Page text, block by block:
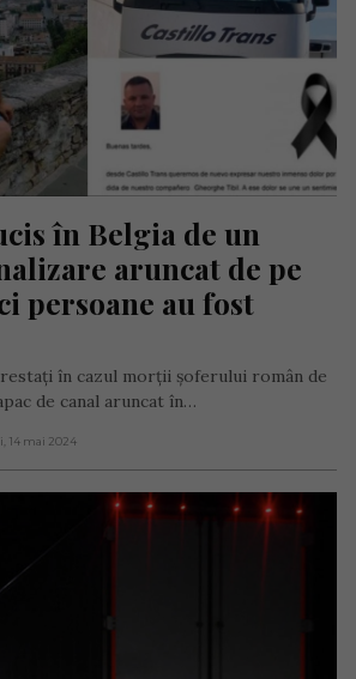
în Belgia de un
aruncat de pe
persoane au fost
în cazul morții șoferului român de
de canal aruncat în…
14 mai 2024